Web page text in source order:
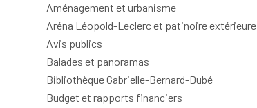
Aménagement et urbanisme
Aréna Léopold-Leclerc et patinoire extérieure
Avis publics
Balades et panoramas
Bibliothèque Gabrielle-Bernard-Dubé
Budget et rapports financiers